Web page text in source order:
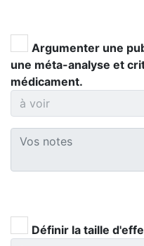
Argumenter une
une méta-analyse et
médicament.
Définir la taille